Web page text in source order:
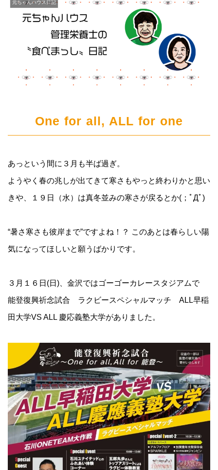
元ちゃんハウス日記
One for all, ALL for one
あっという間に３月も半ば過ぎ。
ようやく春の兆しが出てきて寒さもやっと終わりかと思い
きや、１９日（水）は真冬並みの寒さが戻るとか(；ﾟДﾟ)
“暑さ寒さも彼岸まで”ですよね！？ このあとは春らしい陽
気になってほしいと願うばかりです。
３月１６日(日)、金沢ではゴーゴーカレースタジアムで
能登復興祈念試合 ラクビースペシャルマッチ ALL早稲
田大学VS ALL 慶応義塾大学がありました。